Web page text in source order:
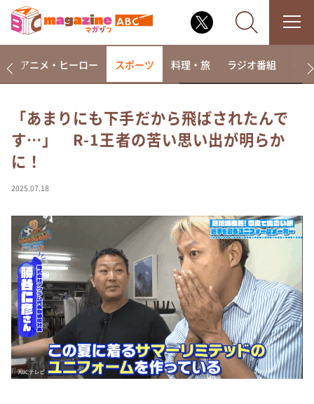
なるみ・岡村の過ぎるTV
これ余談なんですけど・・・
て真剣です
探偵！ナイトスクープ
news おかえり
河合＆A.B.C-Z塚田×福井アナ「なんでやねん！？」
（news おかえり）
DAIGOも台所 ～きょうの献立 何にする？～
本日はダイアンなり！シーズン２
朝だ！生です旅サラダ
アニメ・ヒーロー スポーツ 料理・旅 ラジオ番組 そ
「あまりにも下手だから飛ばされたんで
す…」 R-1王者の苦い思い出が明らか
に！
2025.07.18